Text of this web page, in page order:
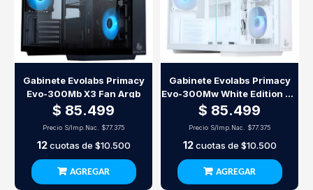
Gabinete Evolabs Primacy
Evo-300Mb X3 Fan Argb
$ 85.499
Precio S/Imp.Nac. $77.375
12cuotas de $10.500
AGREGAR
Gabinete Evolabs Primacy
Evo-300Mw White Edition X3
Fan Argb
$ 85.499
Precio S/Imp.Nac. $77.375
12cuotas de $10.500
AGREGAR